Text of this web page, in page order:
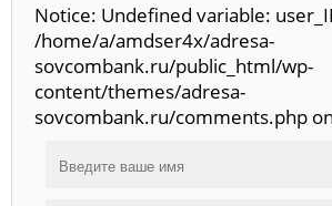
Notice: Undefined variable:
/home/a/amdser4x/adresa-
sovcombank.ru/public_html/wp-
content/themes/adresa-
sovcombank.ru/comments.php